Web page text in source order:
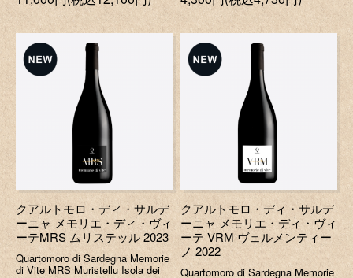
クアルトモロ・ディ・サルデ
ーニャ メモリエ・ディ・ヴィ
ーテMRS ムリステッル 2023
Quartomoro di Sardegna Memorie
di Vite MRS Muristellu Isola dei
クアルトモロ・ディ・サルデ
ーニャ メモリエ・ディ・ヴィ
ーテ VRM ヴェルメンティー
ノ 2022
Quartomoro di Sardegna Memorie